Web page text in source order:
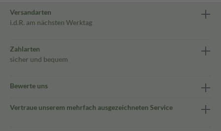
Versandarten
i.d.R. am nächsten Werktag
Zahlarten
sicher und bequem
Bewerte uns
Vertraue unserem mehrfach ausgezeichneten Service